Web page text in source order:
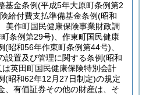
基金条例(平成5年大原町条例第2
給付費支払準備基金条例(昭和
、美作町国民健康保険事業財政調
条例第29号) 、作東町国民健康
(昭和56年作東町条例第44号)
設置及び管理に関する条例(昭和
は英田町国民健康保険特別会計
(昭和62年12月27日制定)の規定
、有価証券その他の財産は、そ